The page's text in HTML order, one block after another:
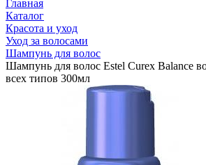
Главная
Каталог
Красота и уход
Уход за волосами
Шампунь для волос
Шампунь для волос Estel Curex Balance
всех типов 300мл